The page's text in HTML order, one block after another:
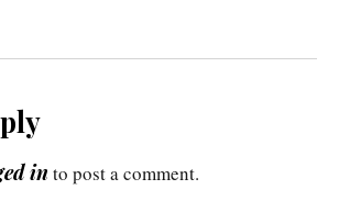
in to post a comment.